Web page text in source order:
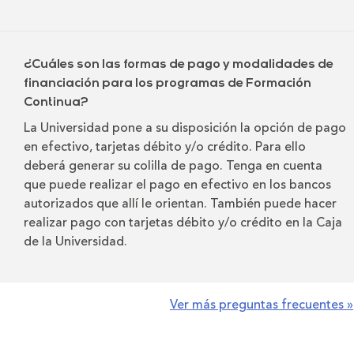
¿Cuáles son las formas de pago y modalidades de
financiación para los programas de Formación
Continua?
La Universidad pone a su disposición la opción de pago
en efectivo, tarjetas débito y/o crédito. Para ello
deberá generar su colilla de pago. Tenga en cuenta
que puede realizar el pago en efectivo en los bancos
autorizados que allí le orientan. También puede hacer
realizar pago con tarjetas débito y/o crédito en la Caja
de la Universidad.
Ver más preguntas frecuentes »